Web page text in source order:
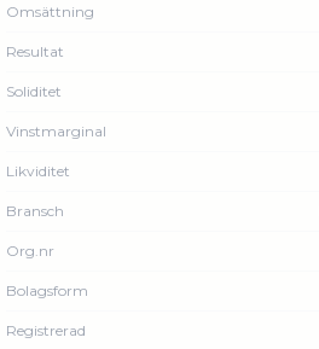
Omsättning
Resultat
Soliditet
Vinstmarginal
Likviditet
Bransch
Org.nr
Bolagsform
Registrerad